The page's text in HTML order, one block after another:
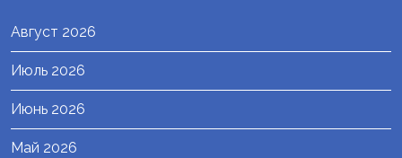
Август 2026
Июль 2026
Июнь 2026
Май 2026